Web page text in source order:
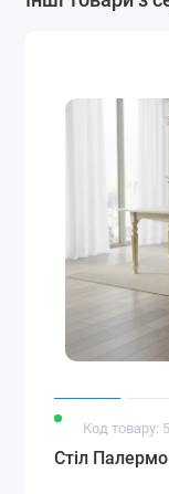
Код товару:
Стіл